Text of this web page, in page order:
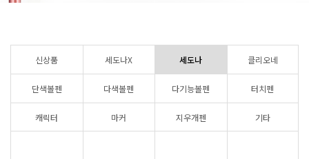
신상품 세도나X 세도나 클리오네
단색볼펜 다색볼펜 다기능볼펜 터치펜
캐릭터 마커 지우개펜 기타